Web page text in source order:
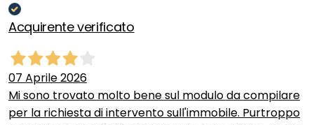
Acquirente verificato
07 Aprile 2026
Mi sono trovato molto bene sul modulo da compilare
per la richiesta di intervento sull'immobile. Purtroppo